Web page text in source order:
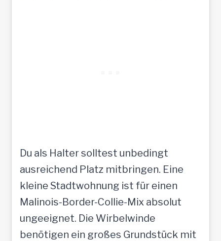
Du als Halter solltest unbedingt
ausreichend Platz mitbringen. Eine
kleine Stadtwohnung ist für einen
Malinois-Border-Collie-Mix absolut
ungeeignet. Die Wirbelwinde
benötigen ein großes Grundstück mit